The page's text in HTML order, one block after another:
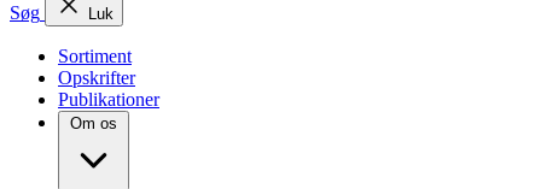
Søg Luk
Sortiment
Opskrifter
Publikationer
Om os